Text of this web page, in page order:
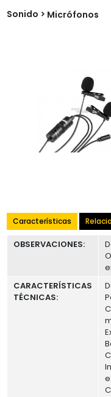
Sonido Micrófonos
Características
OBSERVACIONES:
CARACTERÍSTICAS
TÉCNICAS: